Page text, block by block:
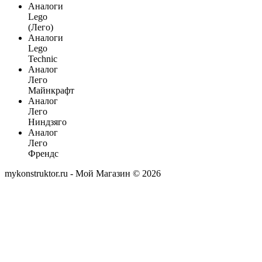
Аналоги
Lego
(Лего)
Аналоги
Lego
Technic
Аналог
Лего
Майнкрафт
Аналог
Лего
Ниндзяго
Аналог
Лего
Френдс
mykonstruktor.ru - Мой Магазин © 2026